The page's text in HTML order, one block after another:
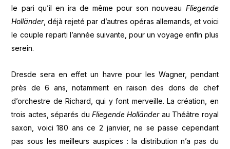
le pari qu’il en ira de même pour son nouveau Fliegende
Holländer, déjà rejeté par d’autres opéras allemands, et voici
le couple reparti l’année suivante, pour un voyage enfin plus
serein.
Dresde sera en effet un havre pour les Wagner, pendant
près de 6 ans, notamment en raison des dons de chef
d’orchestre de Richard, qui y font merveille. La création, en
trois actes, séparés du Fliegende Holländerau Théâtre royal
saxon, voici 180 ans ce 2 janvier, ne se passe cependant
pas sous les meilleurs auspices : la distribution n’a pas du